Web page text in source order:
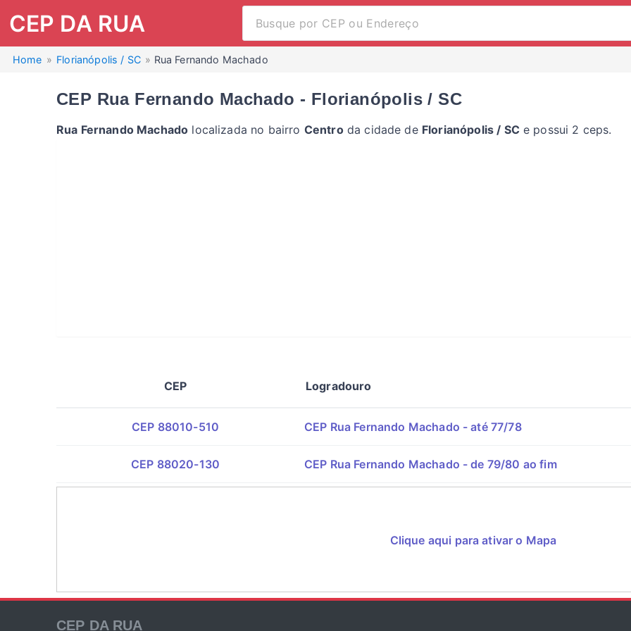
CEP DA RUA
Home Florianópolis / SC Rua Fernando Machado
CEP Rua Fernando Machado - Florianópolis / SC
Rua Fernando Machado localizada no bairro Centroda cidade de Florianópolis / SC e possui 2 ceps.
CEP Logradouro
CEP 88010-510 CEP Rua Fernando Machado - até 77/78
CEP 88020-130 CEP Rua Fernando Machado - de 79/80 ao fim
Clique aqui para ativar o Mapa
CEP DA RUA